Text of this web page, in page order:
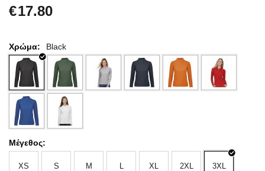
€17.80
Χρώμα: Black
Μέγεθος:
XS S M L XL 2XL 3XL